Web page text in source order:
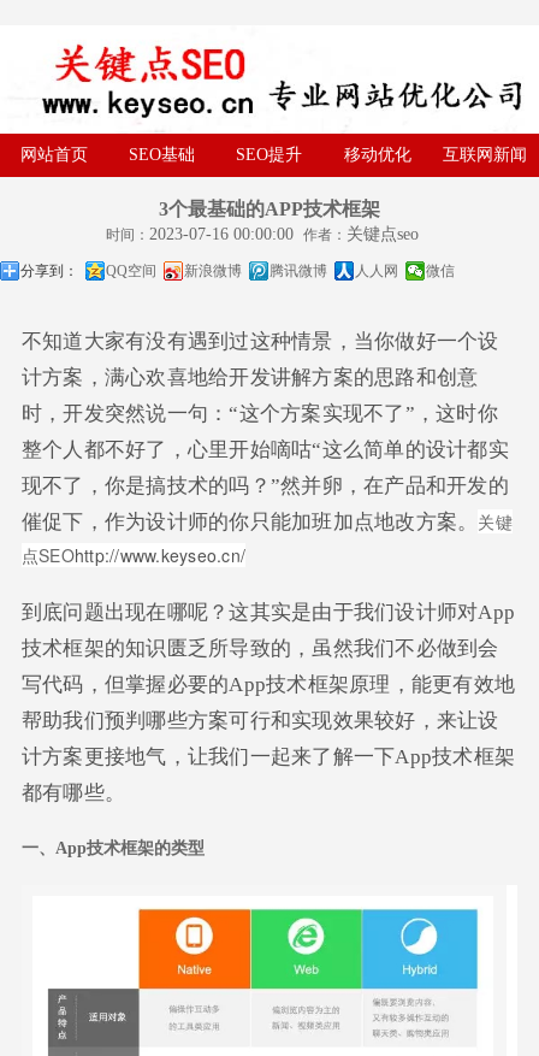
网站首页 SEO基础 SEO提升 移动优化 互联网新闻
3个最基础的APP技术框架
时间： 2023-07-16 00:00:00 作者： 关键点seo
分享到： QQ空间 新浪微博 腾讯微博 人人网 微信
不知道大家有没有遇到过这种情景，当你做好一个设
计方案，满心欢喜地给开发讲解方案的思路和创意
时，开发突然说一句：“这个方案实现不了”，这时你
整个人都不好了，心里开始嘀咕“这么简单的设计都实
现不了，你是搞技术的吗？”然并卵，在产品和开发的
催促下，作为设计师的你只能加班加点地改方案。 关键
点SEOhttp://www.keyseo.cn/
到底问题出现在哪呢？这其实是由于我们设计师对App
技术框架的知识匮乏所导致的，虽然我们不必做到会
写代码，但掌握必要的App技术框架原理，能更有效地
帮助我们预判哪些方案可行和实现效果较好，来让设
计方案更接地气，让我们一起来了解一下App技术框架
都有哪些。
一、App技术框架的类型